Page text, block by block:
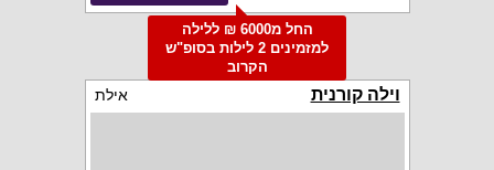
החל מ6000 ₪ ללילה
למזמינים 2 לילות בסופ"ש
הקרוב
וילה קורנית אילת